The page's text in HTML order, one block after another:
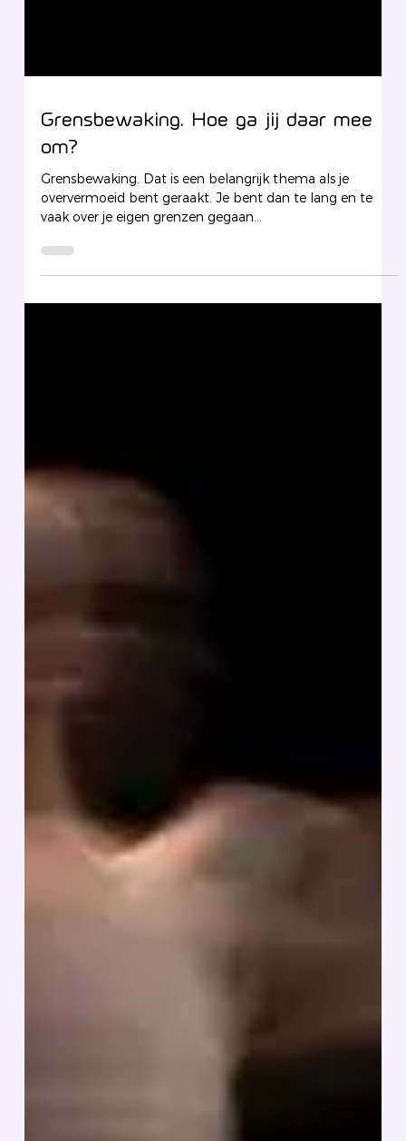
Grensbewaking. Hoe ga jij daar mee
om?
oververmoeid bent geraakt. Je bent dan te lang en te
vaak over je eigen grenzen gegaan...